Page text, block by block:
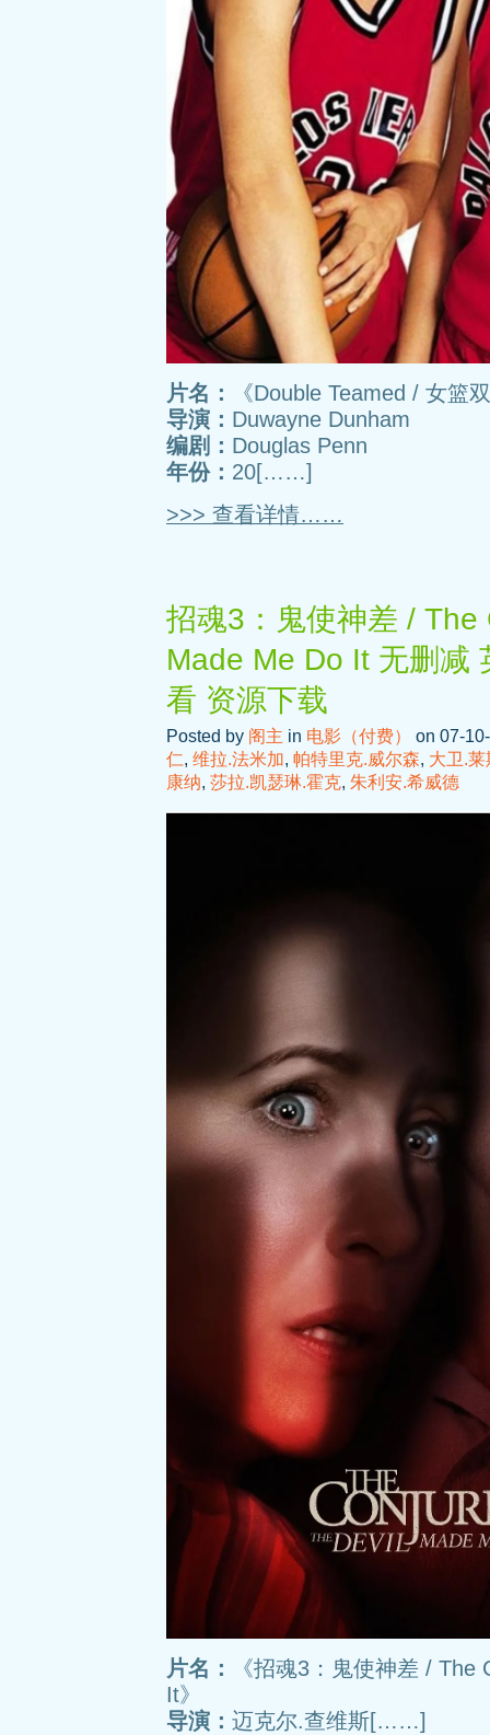
片名：
《Double Teamed / 女篮
导演： Duwayne Dunham
编剧： Douglas Penn
年份： 20[……]
>>> 查看详情……
招魂3：鬼使神差 /
Made Me Do It 无删减
看 资源下载
Posted by 阁主 in 电影（付费）
on 07-
仁, 维拉.法米加, 帕特里克.威尔森, 大卫.莱
康纳, 莎拉.凯瑟琳.霍克, 朱利安.希威德
片名：
《招魂3：鬼使神差 /
It》
导演： 迈克尔.查维斯[……]